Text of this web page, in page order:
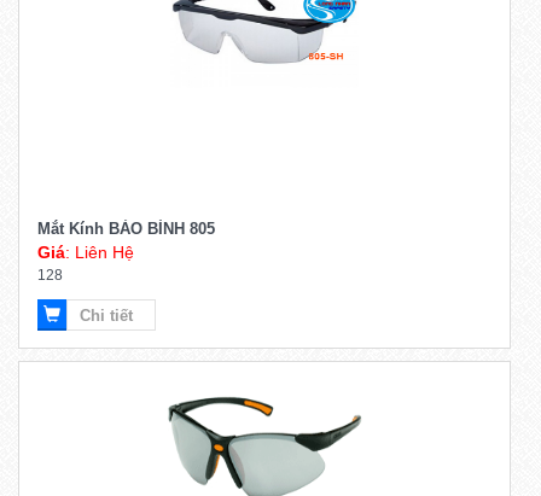
Mắt Kính BẢO BÌNH 805
Giá: Liên Hệ
128
Chi tiết